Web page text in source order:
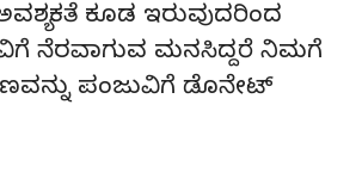
ಕೂಡ ಇರುವುದರಿಂದ
ನೆರವಾಗುವ ಮನಸಿದ್ದರೆ ನಿಮಗೆ
ಪಂಜುವಿಗೆ ಡೊನೇಟ್‌